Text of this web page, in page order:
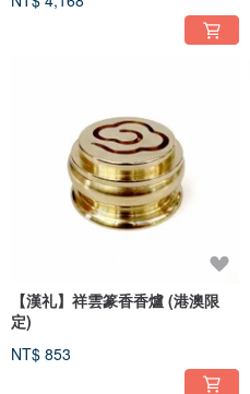
【漢礼】祥雲篆香香爐 (港澳限
定)
NT$ 853